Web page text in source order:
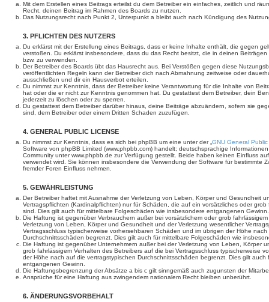
Mit dem Erstellen eines Beitrags erteilst du dem Betreiber ein einfaches, zeitlich und
Recht, deinen Beitrag im Rahmen des Boards zu nutzen.
Das Nutzungsrecht nach Punkt 2, Unterpunkt a bleibt auch nach Kündigung des
3. PFLICHTEN DES NUTZERS
Du erklärst mit der Erstellung eines Beitrags, dass er keine Inhalte enthält, die gegen
verstoßen. Du erklärst insbesondere, dass du das Recht besitzt, die in deinen
bzw. zu verwenden.
Der Betreiber des Boards übt das Hausrecht aus. Bei Verstößen gegen diese
veröffentlichten Regeln kann der Betreiber dich nach Abmahnung zeitweise oder
ausschließen und dir ein Hausverbot erteilen.
Du nimmst zur Kenntnis, dass der Betreiber keine Verantwortung für die Inhalte von
hat oder die er nicht zur Kenntnis genommen hat. Du gestattest dem Betreiber, dein
jederzeit zu löschen oder zu sperren.
Du gestattest dem Betreiber darüber hinaus, deine Beiträge abzuändern, sofern sie
sind, dem Betreiber oder einem Dritten Schaden zuzufügen.
4. GENERAL PUBLIC LICENSE
Du nimmst zur Kenntnis, dass es sich bei phpBB um eine unter der „ GNU General
Software von phpBB Limited (www.phpbb.com) handelt; deutschsprachige
Community unter www.phpbb.de zur Verfügung gestellt. Beide haben keinen Einfluss
verwendet wird. Sie können insbesondere die Verwendung der Software für bestimmte
fremder Foren Einfluss nehmen.
5. GEWÄHRLEISTUNG
Der Betreiber haftet mit Ausnahme der Verletzung von Leben, Körper und Gesundheit
Vertragspflichten (Kardinalpflichten) nur für Schäden, die auf ein vorsätzliches oder
sind. Dies gilt auch für mittelbare Folgeschäden wie insbesondere entgangenen Gewinn.
Die Haftung ist gegenüber Verbrauchern außer bei vorsätzlichem oder grob
Verletzung von Leben, Körper und Gesundheit und der Verletzung wesentlicher
Vertragsschluss typischerweise vorhersehbaren Schäden und im übrigen der Höhe
Durchschnittsschäden begrenzt. Dies gilt auch für mittelbare Folgeschäden wie
Die Haftung ist gegenüber Unternehmern außer bei der Verletzung von Leben, Körper
grob fahrlässigem Verhalten des Betreibers auf die bei Vertragsschluss typischerweise
der Höhe nach auf die vertragstypischen Durchschnittsschäden begrenzt. Dies gilt
entgangenen Gewinn.
Die Haftungsbegrenzung der Absätze a bis c gilt sinngemäß auch zugunsten der
Ansprüche für eine Haftung aus zwingendem nationalem Recht bleiben unberührt.
6. ÄNDERUNGSVORBEHALT